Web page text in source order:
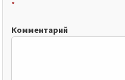
*
Комментарий